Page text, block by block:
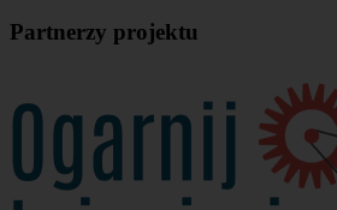
Partnerzy projektu